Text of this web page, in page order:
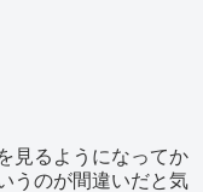
見るようになってか
うのが間違いだと気